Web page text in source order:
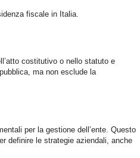
fiscale in Italia.
costitutivo o nello statuto e
ma non esclude la
per la gestione dell’ente. Questo
definire le strategie aziendali, anche